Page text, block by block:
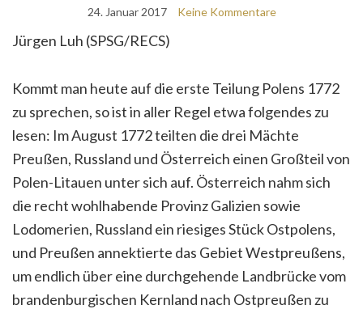
24. Januar 2017 Keine Kommentare
Jürgen Luh (SPSG/RECS)
Kommt man heute auf die erste Teilung Polens 1772
zu sprechen, so ist in aller Regel etwa folgendes zu
lesen: Im August 1772 teilten die drei Mächte
Preußen, Russland und Österreich einen Großteil von
Polen-Litauen unter sich auf. Österreich nahm sich
die recht wohlhabende Provinz Galizien sowie
Lodomerien, Russland ein riesiges Stück Ostpolens,
und Preußen annektierte das Gebiet Westpreußens,
um endlich über eine durchgehende Landbrücke vom
brandenburgischen Kernland nach Ostpreußen zu